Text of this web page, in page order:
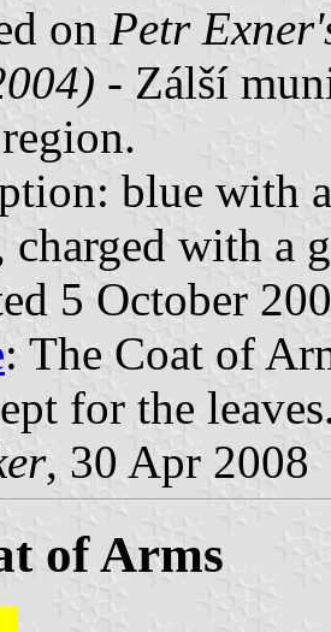
on Petr
- Zálší
blue with
with a
5 October
: The Coat of
for the
, 30 Apr 2008
of Arms